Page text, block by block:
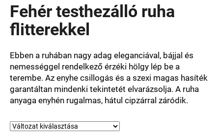
átlagos
értékelése
5-
csillag.
Fehér testhezálló ruha
flitterekkel
Ebben a ruhában nagy adag eleganciával, bájjal és
nemességgel rendelkező érzéki hölgy lép be a
terembe. Az enyhe csillogás és a szexi magas hasíték
garantáltan mindenki tekintetét elvarázsolja. A ruha
anyaga enyhén rugalmas, hátul cipzárral záródik.